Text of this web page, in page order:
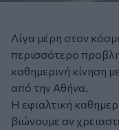
Λίγα μέρη στον
περισσότερο
καθημερινή κίνηση
από την Αθήνα.
Η εφιαλτική
βιώνουμε αν